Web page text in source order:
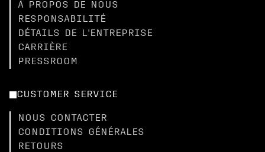
À PROPOS DE NOUS
RESPONSABILITÉ
DÉTAILS DE L'ENTREPRISE
CARRIÈRE
PRESSROOM
CUSTOMER SERVICE
NOUS CONTACTER
CONDITIONS GÉNÉRALES
RETOURS